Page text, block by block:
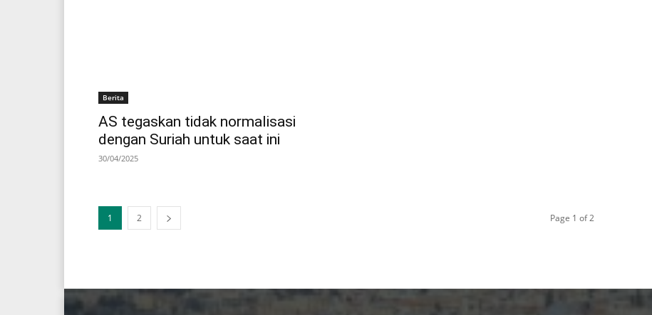
Berita
AS tegaskan tidak normalisasi
dengan Suriah untuk saat ini
30/04/2025
1 2 Page 1 of 2